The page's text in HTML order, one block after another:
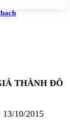
THÀNH ĐÔ
10/2015